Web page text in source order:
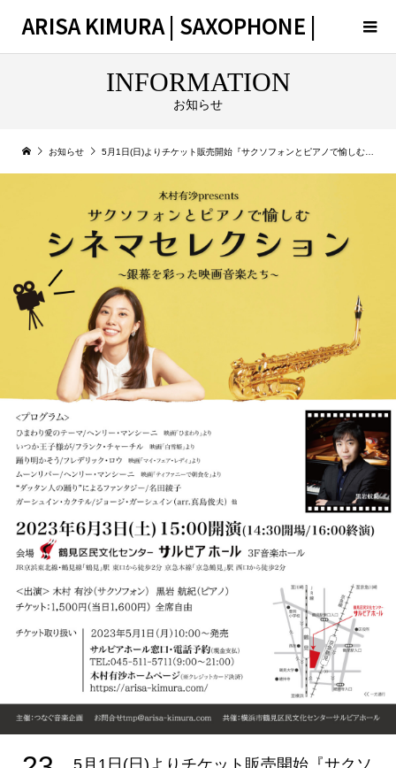
ARISA KIMURA | SAXOPHONE |
INFORMATION
お知らせ
お知らせ 5月1日(日)よりチケット販売開始『サクソフォンとピアノで愉しむ、シネマセレクション』
5月1日(日)よりチケット販売開始『サクソ